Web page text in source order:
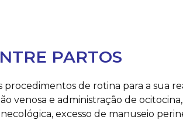
PARTOS
procedimentos de rotina para a sua
venosa e administração de
excesso de manuseio